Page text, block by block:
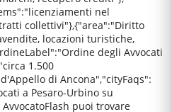
nel
collettivi"},{"area":"Diritto
locazioni turistiche,
degli Avvocati
1.500
di Ancona","cityFaqs":
a Pesaro-Urbino su
puoi trovare